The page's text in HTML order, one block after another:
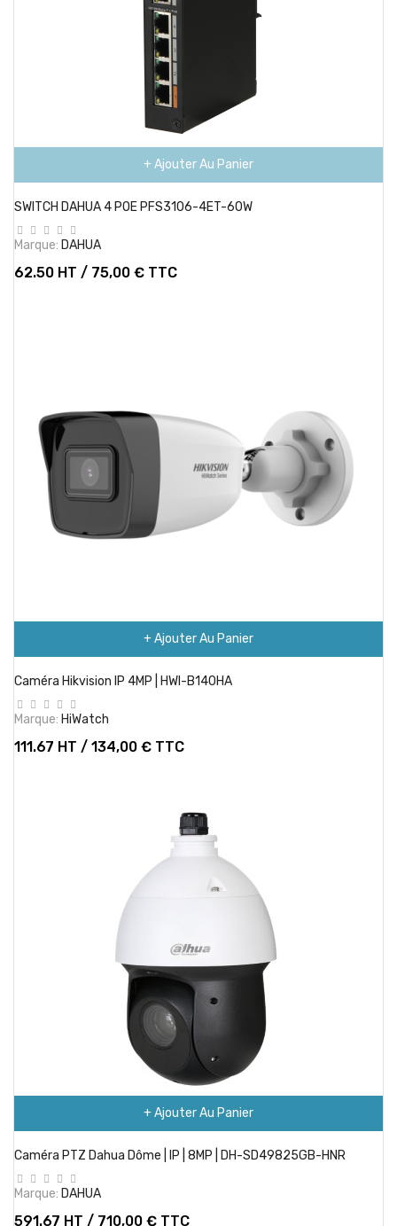
+ Ajouter Au Panier
SWITCH DAHUA 4 POE PFS3106-4ET-60W
Marque: DAHUA
62.50 HT / 75,00 € TTC
+ Ajouter Au Panier
Caméra Hikvision IP 4MP | HWI-B140HA
Marque: HiWatch
111.67 HT / 134,00 € TTC
+ Ajouter Au Panier
Caméra PTZ Dahua Dôme | IP | 8MP | DH-SD49825GB-HNR
Marque: DAHUA
591.67 HT / 710,00 € TTC